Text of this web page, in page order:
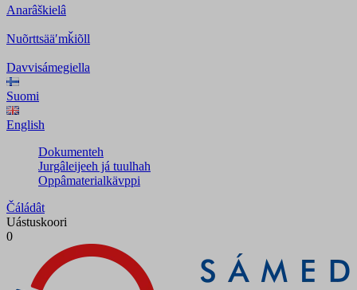
Anarâškielâ
Nuõrttsääʹmǩiõll
Davvisámegiella
Suomi
English
Dokumenteh
Jurgâleijeeh já tuulhah
Oppâmaterialkävppi
Čáládât
Uástuskoori
0